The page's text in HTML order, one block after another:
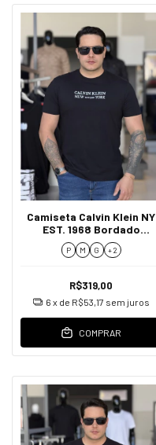
Camiseta Calvin Klein NY
EST. 1968 Bordado
Masculino
P M G + 2
R$319,00
6 x de R$53,17 sem juros
COMPRAR